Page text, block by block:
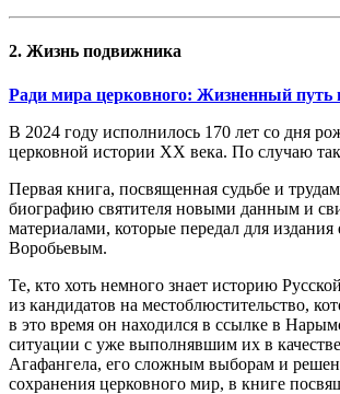
2. Жизнь подвижника
Ради мира церковного: Жизненный путь
В 2024 году исполнилось 170 лет со дня
церковной истории XX века. По случаю
Первая книга, посвященная судьбе и
биографию святителя новыми данным и
материалами, которые передал для
Воробьевым.
Те, кто хоть немного знает историю
из кандидатов на местоблюстительство,
в это время он находился в ссылке в
ситуации с уже выполнявшим их в
Агафангела, его сложным выборам и
сохранения церковного мир, в книге